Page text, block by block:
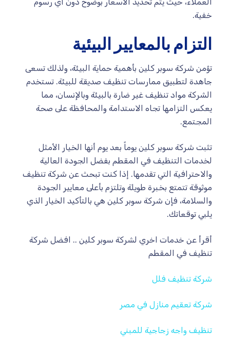
خفية.
التزام بالمعايير البيئية
تؤمن شركة سوبر كلين بأهمية حماية البيئة، ولذلك تسعى
جاهدة لتطبيق ممارسات تنظيف صديقة للبيئة. تستخدم
الشركة مواد تنظيف غير ضارة بالبيئة وبالإنسان، مما
يعكس التزامها تجاه الاستدامة والمحافظة على صحة
المجتمع.
تثبت شركة سوبر كلين يوماً بعد يوم أنها الخيار الأمثل
لخدمات التنظيف في المقطم بفضل الجودة العالية
والاحترافية التي تقدمها. إذا كنت تبحث عن شركة تنظيف
موثوقة تتمتع بخبرة طويلة وتلتزم بأعلى معايير الجودة
والسلامة، فإن شركة سوبر كلين هي بالتأكيد الخيار الذي
يلبي توقعاتك.
أقرأ عن خدمات اخري لشركة سوبر كلين .. افضل شركة
تنظيف في المقطم
شركة تنظيف فلل
شركة تعقيم منازل في مصر
تنظيف واجه زجاجية للمبني